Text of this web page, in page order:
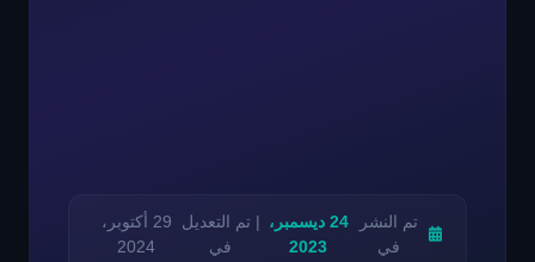
تم النشر
في
24 ديسمبر،
2023
| تم التعديل
في
29 أكتوبر،
2024